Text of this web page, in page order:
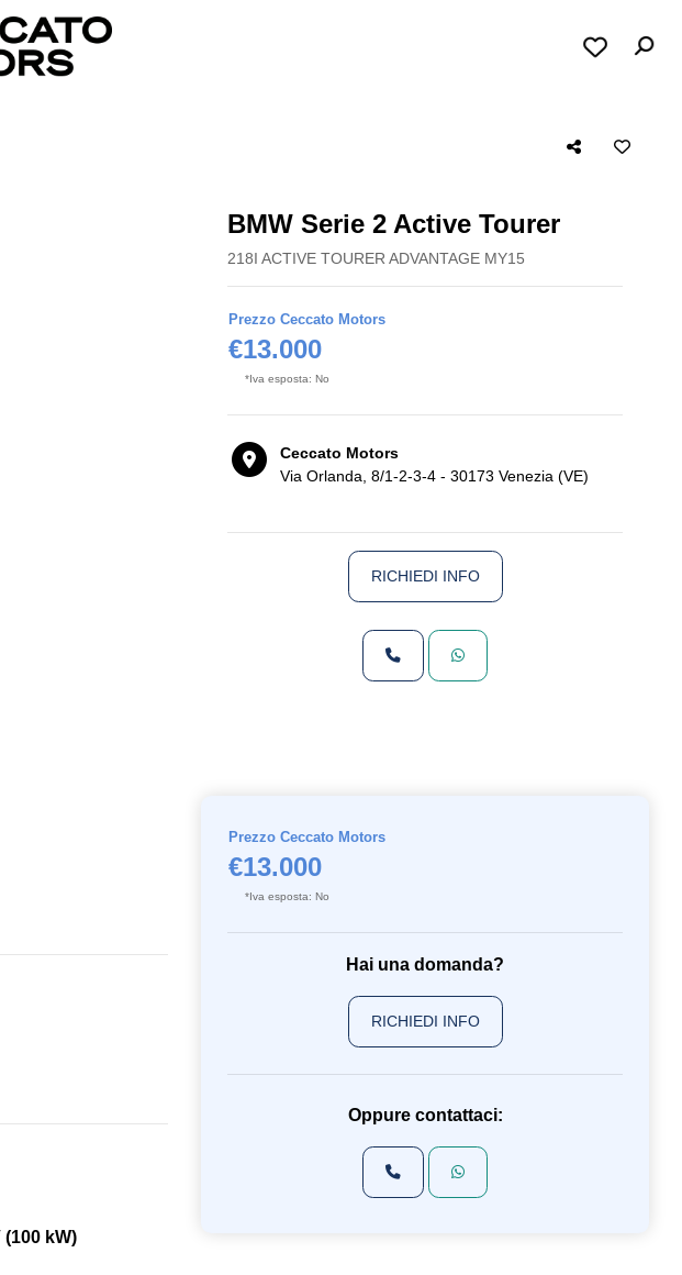
BMW Serie 2 Active Tourer
218I ACTIVE TOURER ADVANTAGE MY15
Prezzo Ceccato Motors
€13.000
*Iva esposta: No
Ceccato Motors
Via Orlanda, 8/1-2-3-4 - 30173 Venezia (VE)
RICHIEDI INFO
(100 kW)
Prezzo Ceccato Motors
€13.000
*Iva esposta: No
Hai una domanda?
RICHIEDI INFO
Oppure contattaci: